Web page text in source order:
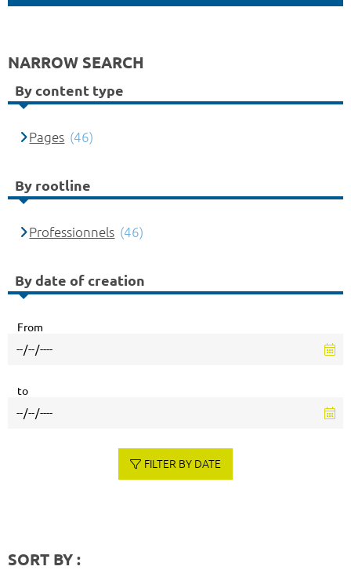
NARROW SEARCH
By content type
Pages (46)
By rootline
Professionnels (46)
By date of creation
From
to
FILTER BY DATE
SORT BY :